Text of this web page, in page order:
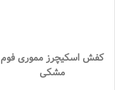
کفش اسکیچرز مموری فوم
مشکی